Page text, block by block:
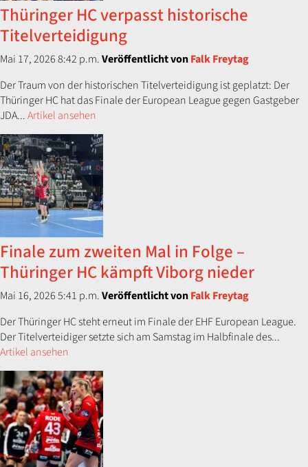
Thüringer HC verpasst historische
Titelverteidigung
Mai 17, 2026 8:42 p.m.Veröffentlicht vonFalk Freytag
Der Traum von der historischen Titelverteidigung ist geplatzt: Der
Thüringer HC hat das Finale der European League gegen Gastgeber
JDA...Artikel ansehen
Finale zum zweiten Mal in Folge –
Thüringer HC kämpft Viborg nieder
Mai 16, 2026 5:41 p.m.Veröffentlicht vonFalk Freytag
Der Thüringer HC steht erneut im Finale der EHF European League.
Der Titelverteidiger setzte sich am Samstag im Halbfinale des...
Artikel ansehen